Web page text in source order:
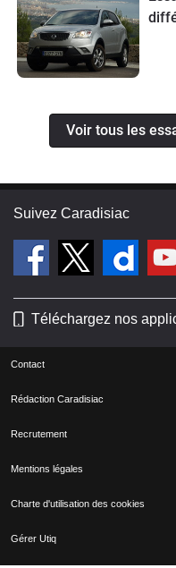
Voir tous les
Suivez Caradisiac
Téléchargez nos
Contact
Rédaction Caradisiac
Recrutement
Mentions légales
Charte d'utilisation des cookies
Gérer Utiq